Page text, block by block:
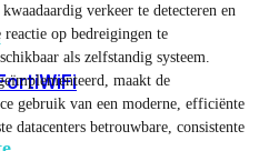
verkeer te detecteren en
op bedreigingen te
als zelfstandig systeem.
maakt de
gebruik van een moderne, efficiënte
datacenters betrouwbare, consistente